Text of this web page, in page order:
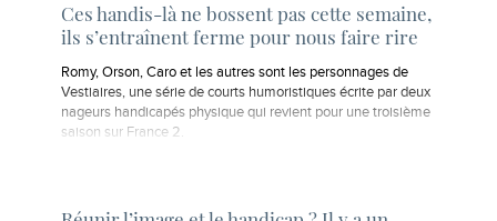
Ces handis-là ne bossent pas cette semaine,
ils s’entraînent ferme pour nous faire rire
Romy, Orson, Caro et les autres sont les personnages de
Vestiaires, une série de courts humoristiques écrite par deux
nageurs handicapés physique qui revient pour une troisième
saison sur France 2.